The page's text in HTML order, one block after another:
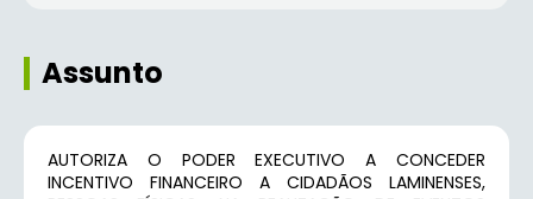
Assunto
AUTORIZA O PODER EXECUTIVO A CONCEDER
INCENTIVO FINANCEIRO A CIDADÃOS LAMINENSES,